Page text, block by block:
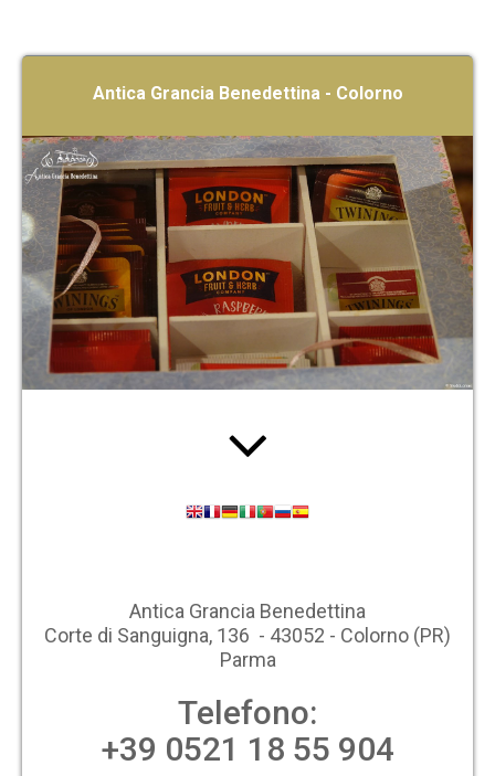
Antica Grancia Benedettina - Colorno
Antica Grancia Benedettina
Corte di Sanguigna, 136 - 43052 - Colorno (PR)
Parma
Telefono:
+39 0521 18 55 904